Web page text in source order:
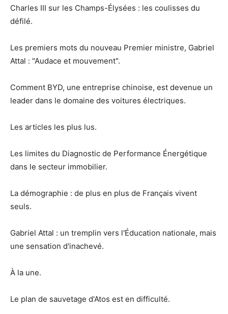
Charles III sur les Champs-Élysées : les coulisses du
défilé.
Les premiers mots du nouveau Premier ministre, Gabriel
Attal : "Audace et mouvement".
Comment BYD, une entreprise chinoise, est devenue un
leader dans le domaine des voitures électriques.
Les articles les plus lus.
Les limites du Diagnostic de Performance Énergétique
dans le secteur immobilier.
La démographie : de plus en plus de Français vivent
seuls.
Gabriel Attal : un tremplin vers l'Éducation nationale, mais
une sensation d'inachevé.
À la une.
Le plan de sauvetage d'Atos est en difficulté.